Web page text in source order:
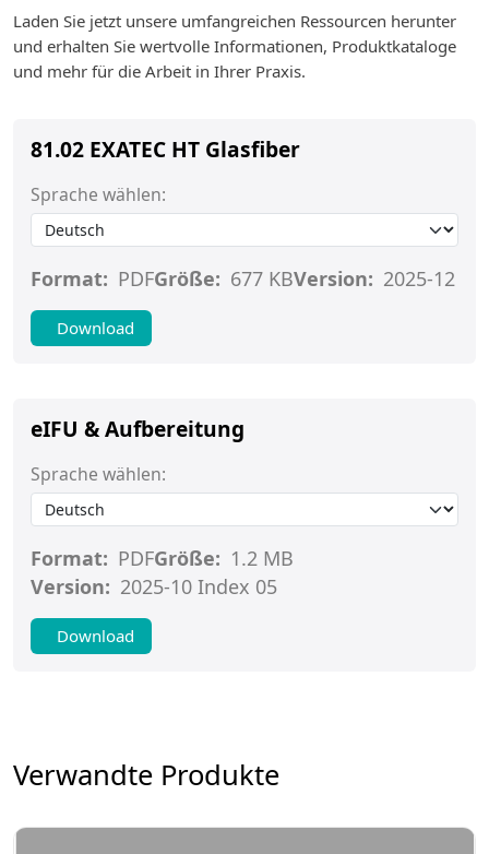
Laden Sie jetzt unsere umfangreichen Ressourcen herunter
und erhalten Sie wertvolle Informationen, Produktkataloge
und mehr für die Arbeit in Ihrer Praxis.
81.02 EXATEC HT Glasfiber
Sprache wählen:
Format: PDFGröße: 677 KBVersion: 2025-12
Download
eIFU & Aufbereitung
Sprache wählen:
Format: PDFGröße: 1.2 MB
Version: 2025-10 Index 05
Download
Verwandte Produkte